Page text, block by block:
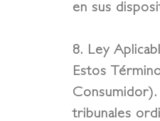
en sus
8. Ley
Estos
tribunales